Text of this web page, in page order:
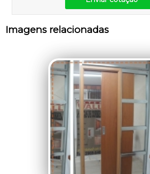
Imagens relacionadas